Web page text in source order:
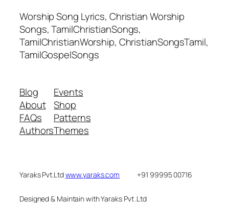
Worship Song Lyrics, Christian Worship
Songs, TamilChristianSongs,
TamilChristianWorship, ChristianSongsTamil,
TamilGospelSongs
Blog
About
FAQs
Authors
Events
Shop
Patterns
Themes
Yaraks Pvt.Ltdwww.yaraks.com +91 99995 00716
Designed & Maintain with Yaraks Pvt .Ltd